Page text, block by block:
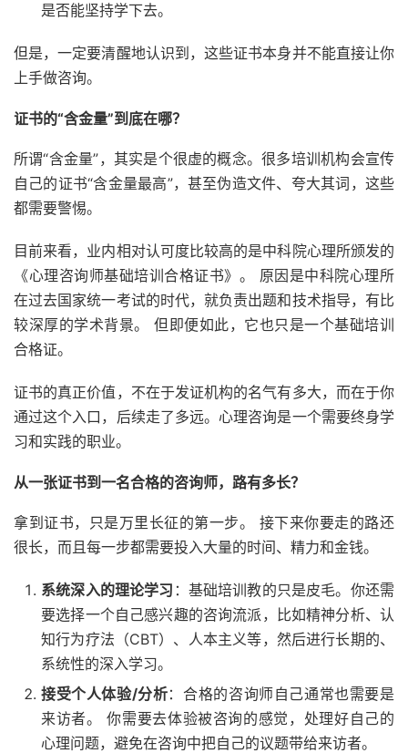
是否能坚持学下去。
但是，一定要清醒地认识到，这些证书本身并不能直接让你
上手做咨询。
证书的“含金量”到底在哪？
所谓“含金量”，其实是个很虚的概念。很多培训机构会宣传
自己的证书“含金量最高”，甚至伪造文件、夸大其词，这些
都需要警惕。
目前来看，业内相对认可度比较高的是中科院心理所颁发的
《心理咨询师基础培训合格证书》。 原因是中科院心理所
在过去国家统一考试的时代，就负责出题和技术指导，有比
较深厚的学术背景。 但即便如此，它也只是一个基础培训
合格证。
证书的真正价值，不在于发证机构的名气有多大，而在于你
通过这个入口，后续走了多远。心理咨询是一个需要终身学
习和实践的职业。
从一张证书到一名合格的咨询师，路有多长？
拿到证书，只是万里长征的第一步。 接下来你要走的路还
很长，而且每一步都需要投入大量的时间、精力和金钱。
系统深入的理论学习 ：基础培训教的只是皮毛。你还需
要选择一个自己感兴趣的咨询流派，比如精神分析、认
知行为疗法（CBT）、人本主义等，然后进行长期的、
系统性的深入学习。
接受个人体验/分析：合格的咨询师自己通常也需要是
来访者。 你需要去体验被咨询的感觉，处理好自己的
心理问题，避免在咨询中把自己的议题带给来访者。